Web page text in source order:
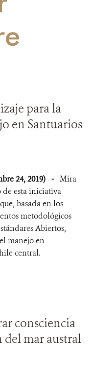
para la
en Santuarios
24, 2019) - Mira
de esta iniciativa
basada en los
metodológicos
Abiertos,
manejo en
central.
consciencia
mar austral